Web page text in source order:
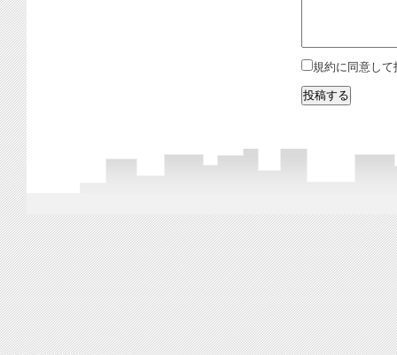
規約に同意して